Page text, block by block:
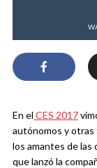
En el CES 2017
autónomos y otras
los amantes de las
que lanzó la